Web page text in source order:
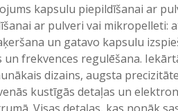
kapsulu piepildīšanai ar
ar pulveri vai mikropelleti:
un gatavo kapsulu
un frekvences regulēšana.
dizains, augsta
kustīgās detaļas un
Visas detaļas, kas nonāk